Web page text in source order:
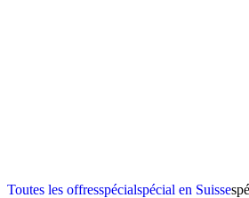
Toutes les offresspécialspécial en Suisse